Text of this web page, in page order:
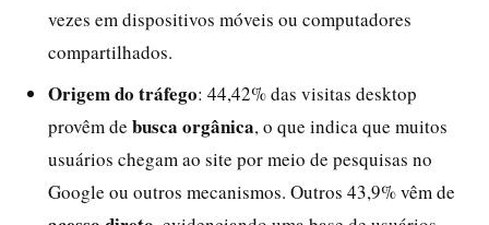
vezes em dispositivos móveis ou computadores
compartilhados.
Origem do tráfego: 44,42% das visitas desktop
provêm de busca orgânica, o que indica que muitos
usuários chegam ao site por meio de pesquisas no
Google ou outros mecanismos. Outros 43,9% vêm de